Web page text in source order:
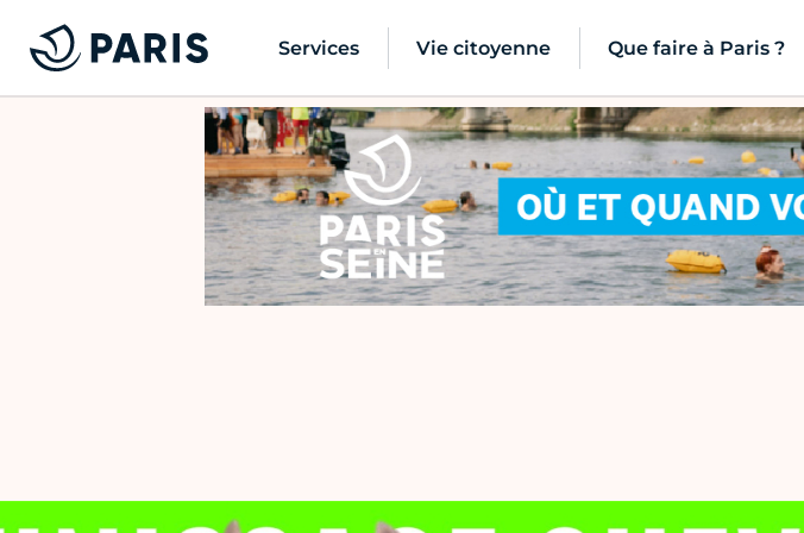
Services Vie citoyenne Que faire à Paris ?